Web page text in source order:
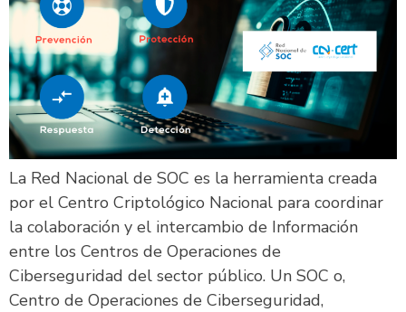
La Red Nacional de SOC es la herramienta creada
por el Centro Criptológico Nacional para coordinar
la colaboración y el intercambio de Información
entre los Centros de Operaciones de
Ciberseguridad del sector público. Un SOC o,
Centro de Operaciones de Ciberseguridad,